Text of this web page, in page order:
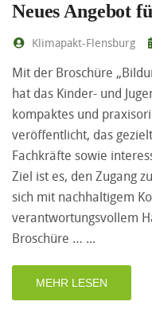
Neues Angebot
Klimapakt-Flensburg
Mit der Broschüre
hat das Kinder- und
kompaktes und
veröffentlicht, das
Fachkräfte sowie
Ziel ist es, den Zugang
sich mit nachhaltigem
verantwortungsvollem
Broschüre …
MEHR LESEN